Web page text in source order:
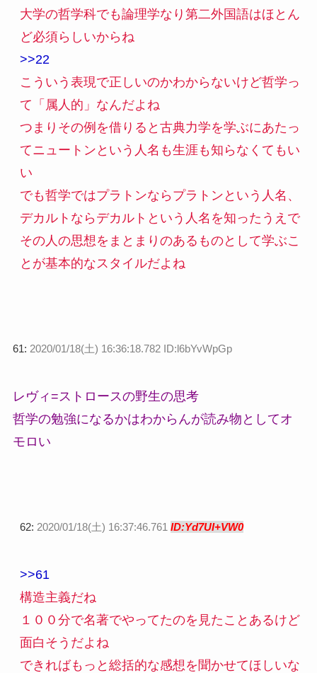
大学の哲学科でも論理学なり第二外国語はほとん
ど必須らしいからね
>>22
こういう表現で正しいのかわからないけど哲学っ
て「属人的」なんだよね
つまりその例を借りると古典力学を学ぶにあたっ
てニュートンという人名も生涯も知らなくてもい
い
でも哲学ではプラトンならプラトンという人名、
デカルトならデカルトという人名を知ったうえで
その人の思想をまとまりのあるものとして学ぶこ
とが基本的なスタイルだよね
61: 2020/01/18(土) 16:36:18.782 ID:l6bYvWpGp
レヴィ=ストロースの野生の思考
哲学の勉強になるかはわからんが読み物としてオ
モロい
62: 2020/01/18(土) 16:37:46.761 ID:Yd7UI+VW0
>>61
構造主義だね
１００分で名著でやってたのを見たことあるけど
面白そうだよね
できればもっと総括的な感想を聞かせてほしいな